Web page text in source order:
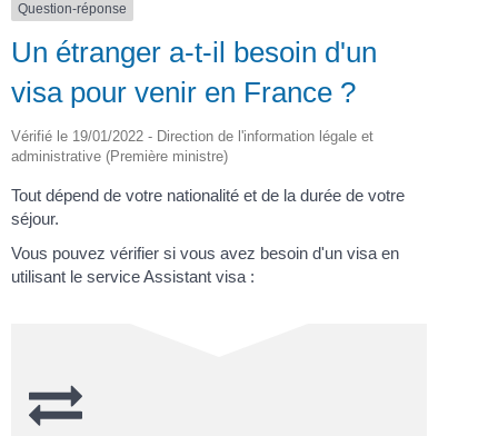
Question-réponse
Un étranger a-t-il besoin d'un
visa pour venir en France ?
Vérifié le 19/01/2022 - Direction de l'information légale et
administrative (Première ministre)
Tout dépend de votre nationalité et de la durée de votre
séjour.
Vous pouvez vérifier si vous avez besoin d'un visa en
utilisant le service Assistant visa :